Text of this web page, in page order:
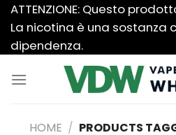
Salta
contenuti
ATTENZIONE: Questo
La nicotina è una sostanza
dipendenza.
HOME / PRODUCTS